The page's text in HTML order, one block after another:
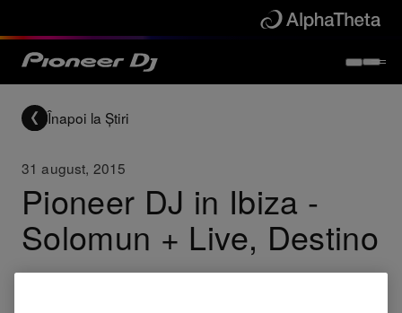
Înapoi la Știri
31 august, 2015
Pioneer DJ in Ibiza -
Solomun + Live, Destino